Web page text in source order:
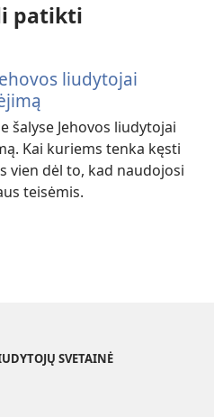
patikti
liudytojai
šalyse Jehovos liudytojai
Kai kuriems tenka kęsti
vien dėl to, kad naudojosi
teisėmis.
SVETAINĖ